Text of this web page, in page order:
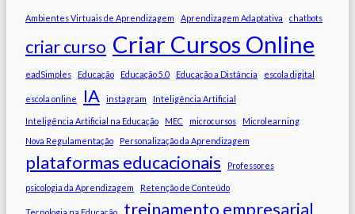
Ambientes Virtuais de Aprendizagem Aprendizagem Adaptativa chatbots
criar curso Criar Cursos Online
eadSimples Educação Educação 5.0 Educação a Distância escola digital
escola online IA instagram Inteligência Artificial
Inteligência Artificial na Educação MEC microcursos
Microlearning
Nova Regulamentação
Personalização da Aprendizagem
plataformas educacionais Professores
psicologia da Aprendizagem Retenção de Conteúdo
treinamento empresarial